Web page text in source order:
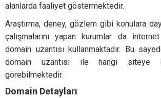
alanlarda faaliyet göstermektedir.
Araştırma, deney, gözlem gibi konulara
çalışmalarını yapan kurumlar da
domain uzantısı kullanmaktadır. Bu
domain uzantısı ile hangi siteye
görebilmektedir.
Domain Detayları